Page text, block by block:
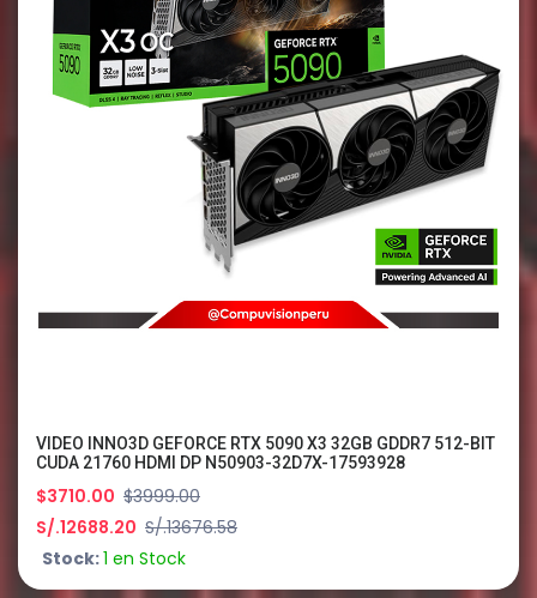
VIDEO INNO3D GEFORCE RTX 5090 X3 32GB GDDR7 512-BIT
CUDA 21760 HDMI DP N50903-32D7X-17593928
$3710.00 $3999.00
S/.12688.20 S/.13676.58
Stock:1 en Stock